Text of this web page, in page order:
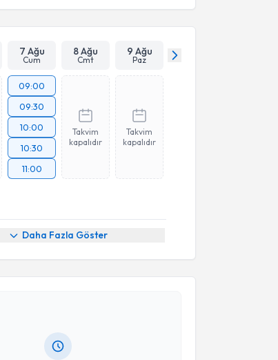
7 Ağu
Cum
8 Ağu
Cmt
9 Ağu
Paz
09:00
09:30
10:00
10:30
11:00
Takvim
kapalıdır
Takvim
kapalıdır
Daha Fazla Göster
Talebi